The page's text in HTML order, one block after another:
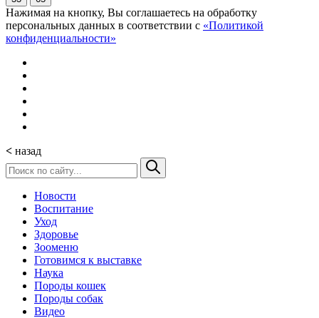
Нажимая на кнопку, Вы соглашаетесь на обработку
персональных данных в соответствии с «Политикой
конфиденциальности»
< назад
Новости
Воспитание
Уход
Здоровье
Зооменю
Готовимся к выставке
Наука
Породы кошек
Породы собак
Видео